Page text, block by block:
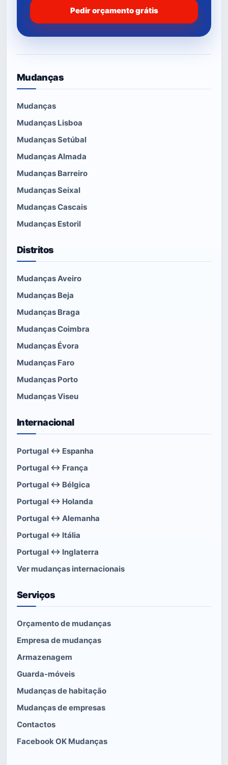
Pedir orçamento grátis
Mudanças
Mudanças
Mudanças Lisboa
Mudanças Setúbal
Mudanças Almada
Mudanças Barreiro
Mudanças Seixal
Mudanças Cascais
Mudanças Estoril
Distritos
Mudanças Aveiro
Mudanças Beja
Mudanças Braga
Mudanças Coimbra
Mudanças Évora
Mudanças Faro
Mudanças Porto
Mudanças Viseu
Internacional
Portugal ↔ Espanha
Portugal ↔ França
Portugal ↔ Bélgica
Portugal ↔ Holanda
Portugal ↔ Alemanha
Portugal ↔ Itália
Portugal ↔ Inglaterra
Ver mudanças internacionais
Serviços
Orçamento de mudanças
Empresa de mudanças
Armazenagem
Guarda-móveis
Mudanças de habitação
Mudanças de empresas
Contactos
Facebook OK Mudanças